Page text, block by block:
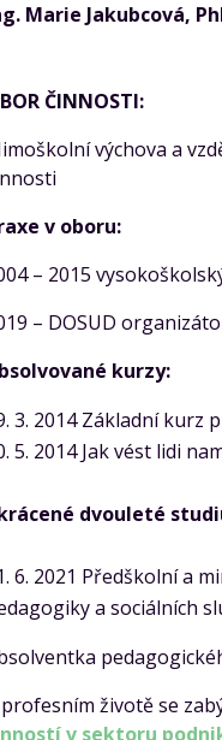
Marie Jakubcová,
ČINNOSTI:
výchova a
v oboru:
– 2015
– DOSUD
kurzy:
3. 2014 Základní kurz
5. 2014 Jak vést lidi
dvouleté
6. 2021 Předškolní a
a sociálních
životě se
v sektoru